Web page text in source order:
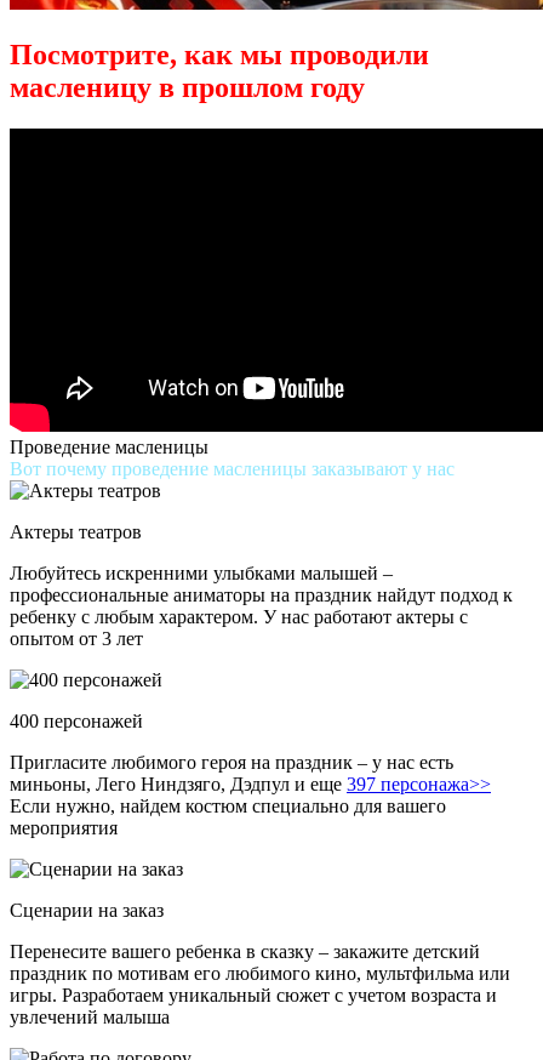
Посмотрите, как мы проводили
масленицу в прошлом году
Проведение масленицы
Вот почему проведение масленицы заказывают у нас
Актеры театров
Любуйтесь искренними улыбками малышей –
профессиональные аниматоры на праздник найдут подход к
ребенку с любым характером. У нас работают актеры с
опытом от 3 лет
400 персонажей
Пригласите любимого героя на праздник – у нас есть
миньоны, Лего Ниндзяго, Дэдпул и еще 397 персонажа>>
Если нужно, найдем костюм специально для вашего
мероприятия
Сценарии на заказ
Перенесите вашего ребенка в сказку – закажите детский
праздник по мотивам его любимого кино, мультфильма или
игры. Разработаем уникальный сюжет с учетом возраста и
увлечений малыша